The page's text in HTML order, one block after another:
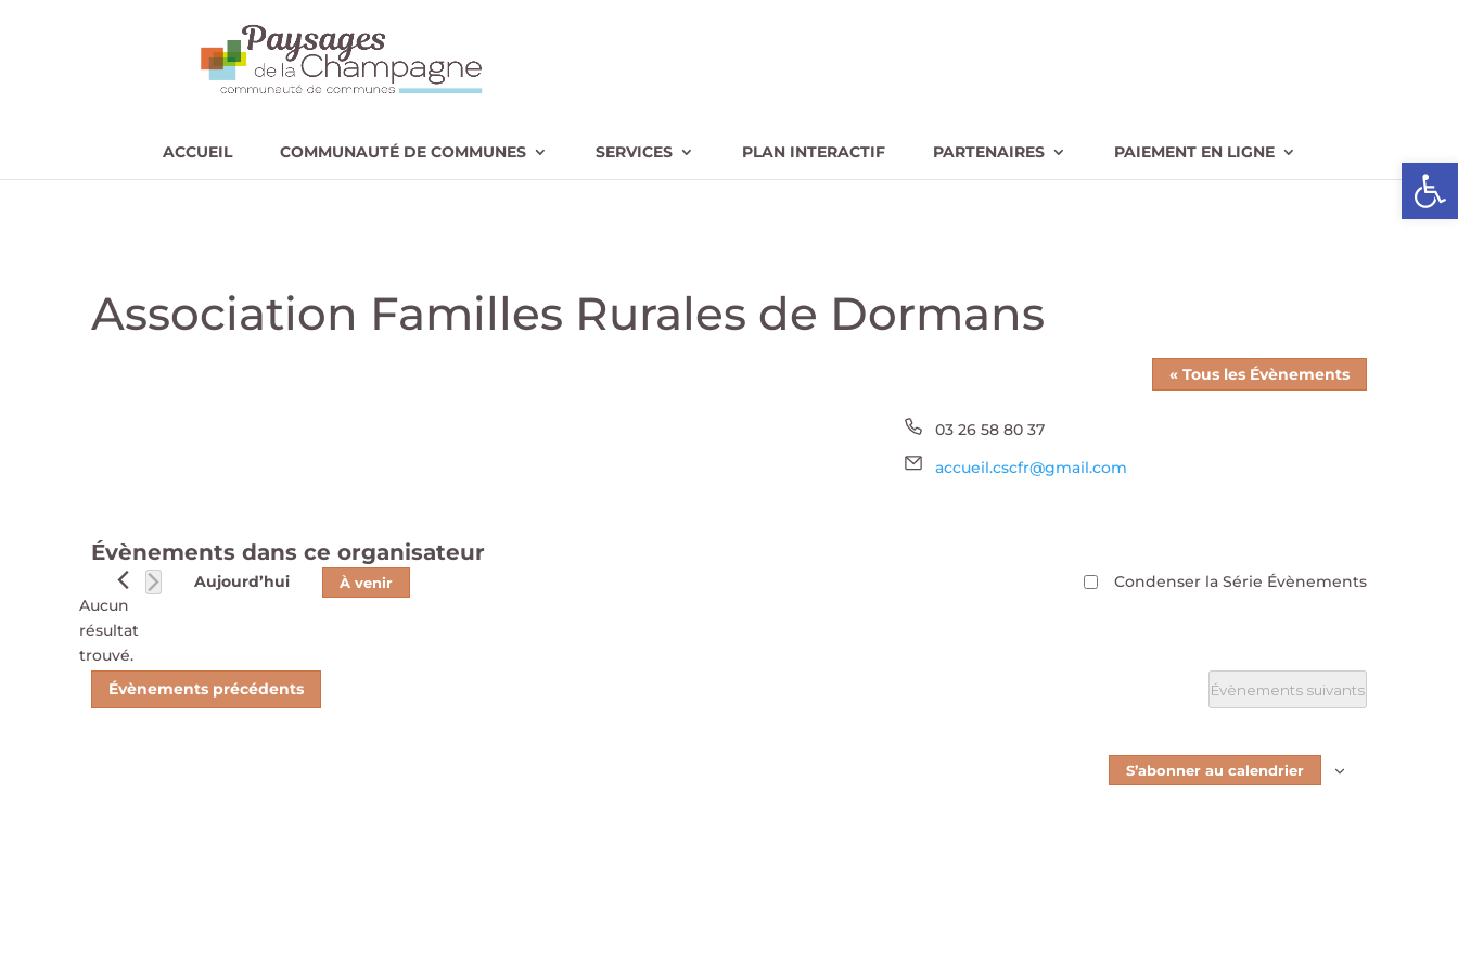
Ouvrir
ACCUEIL COMMUNAUTÉ DE COMMUNES SERVICES PLAN INTERACTIF PARTENAIRES PAIEMENT EN LIGNE
Association Familles Rurales de Dormans
« Tous les Évènements
Téléphone
03 26 58 80 37
Email
accueil.cscfr@gmail.com
Évènements dans ce organisateur
Notice
Aucun
résultat
trouvé.
Aujourd’hui À venir Condenser la Série Évènements
Évènements précédents Évènements suivants
S’abonner au calendrier